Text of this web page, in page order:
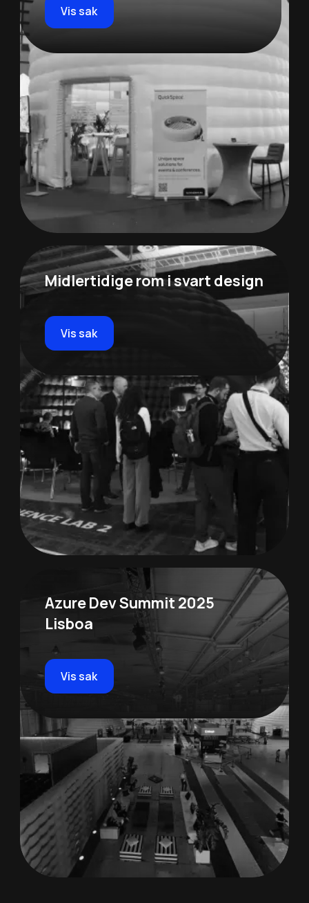
Vis sak
Midlertidige rom i svart design
Vis sak
Azure Dev Summit 2025
Lisboa
Vis sak